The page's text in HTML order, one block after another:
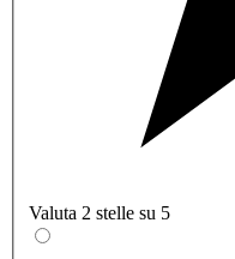
Valuta 2 stelle su 5